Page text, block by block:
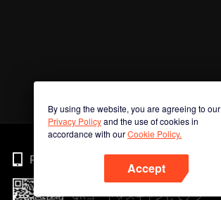
By using the website, you are agreeing to our
Privacy Policyand the use of cookies in
accordance with ourCookie Policy.
Accept
Phone
QRコードをスキャンしてアプ